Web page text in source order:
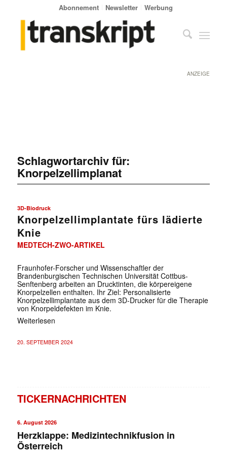
Abonnement Newsletter Werbung
ANZEIGE
Schlagwortarchiv für:
Knorpelzellimplanat
3D-Biodruck
Knorpelzellimplantate fürs lädierte
Knie
MEDTECH-ZWO-ARTIKEL
Fraunhofer-Forscher und Wissenschaftler der
Brandenburgischen Technischen Universität Cottbus-
Senftenberg arbeiten an Drucktinten, die körpereigene
Knorpelzellen enthalten. Ihr Ziel: Personalisierte
Knorpelzellimplantate aus dem 3D-Drucker für die Therapie
von Knorpeldefekten im Knie.
Weiterlesen
20. SEPTEMBER 2024
TICKERNACHRICHTEN
6. August 2026
Herzklappe: Medizintechnikfusion in
Österreich